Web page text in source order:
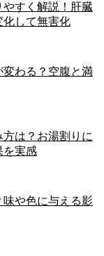
すく解説！肝臓
化して無害化
変わる？空腹と満
は？お湯割りに
を実感
味や色に与える影